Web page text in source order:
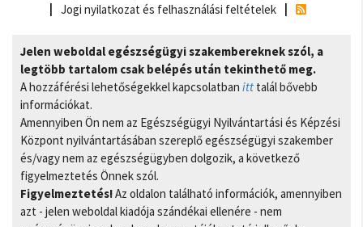
Jogi nyilatkozat és felhasználási feltételek
Jelen weboldal egészségügyi szakembereknek szól, a
legtöbb tartalom csak belépés után tekinthető meg.
A hozzáférési lehetőségekkel kapcsolatban itt talál bővebb
információkat.
Amennyiben Ön nem az Egészségügyi Nyilvántartási és Képzési
Központ nyilvántartásában szereplő egészségügyi szakember
és/vagy nem az egészségügyben dolgozik, a következő
figyelmeztetés Önnek szól.
Figyelmeztetés!Az oldalon található információk, amennyiben
azt - jelen weboldal kiadója szándékai ellenére - nem